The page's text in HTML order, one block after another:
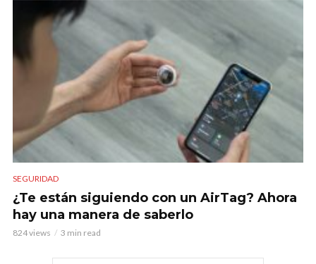
SEGURIDAD
¿Te están siguiendo con un AirTag? Ahora
hay una manera de saberlo
824 views 3 min read